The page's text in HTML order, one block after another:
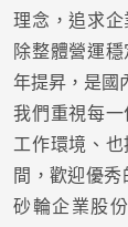
理念，追求企
除整體營運
年提昇，是國
我們重視每
工作環境、
間，歡迎優秀
砂輪企業股